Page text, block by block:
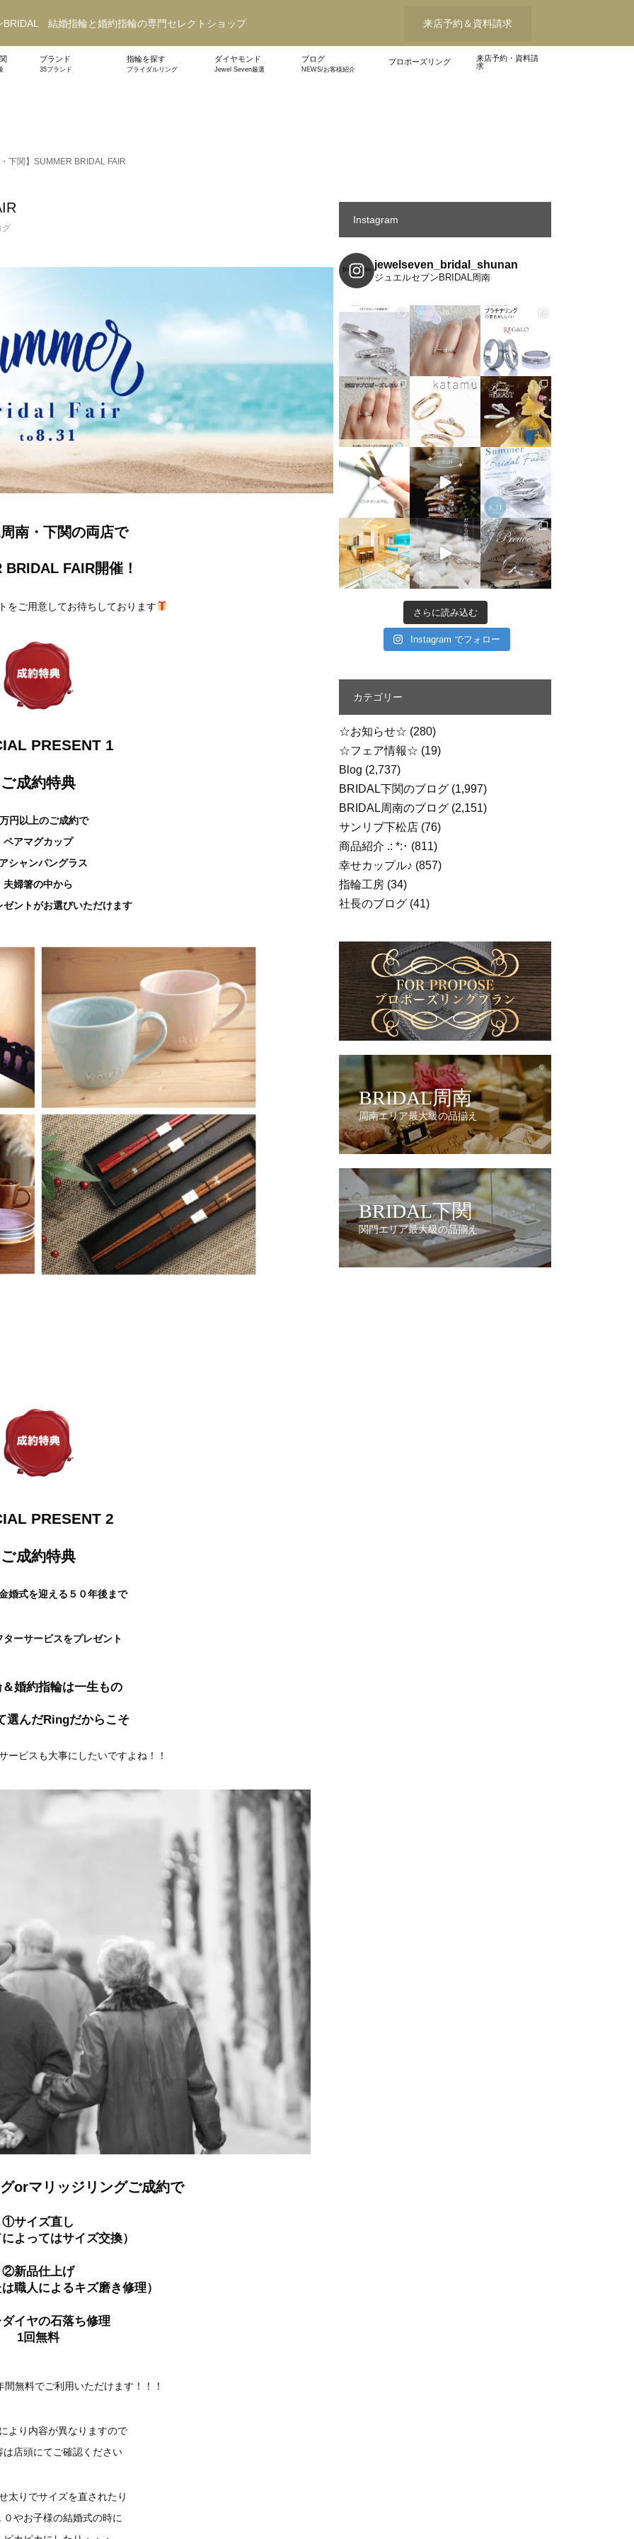
BRIDAL 結婚指輪と婚約指輪の専門セレクトショップ 来店予約＆資料請求
ブランド
35ブランド
指輪を探す
ブライダルリング
ダイヤモンド
Jewel Seven厳選
ブログ
NEWS/お客様紹介
プロポーズリング
来店予約・資料請
求
下関】SUMMER BRIDAL FAIR
グ
南・下関の両店で
BRIDAL FAIR開催！
をご用意してお待ちしております
PRESENT 1
ご成約特典
円以上のご成約で
ペアマグカップ
シャンパングラス
夫婦箸の中から
ゼントがお選びいただけます
PRESENT 2
ご成約特典
婚式を迎える ５０年後まで
ターサービスをプレゼント
婚約指輪は一生もの
選んだRingだからこそ
ービスも大事にしたいですよね！！
orマリッジリングご成約で
①サイズ直し
よってはサイズ交換）
②新品仕上げ
職人によるキズ磨き修理）
イヤの石落ち修理
1回無料
無料でご利用いただけます！！！
より内容が異なりますので
は店頭にてご確認ください
太りでサイズを直されたり
０やお子様の結婚式の時に
Instagram
jewelseven_bridal_shunan
ジュエルセブンBRIDAL周南
さらに読み込む
Instagram でフォロー
カテゴリー
☆お知らせ☆ (280)
☆フェア情報☆ (19)
Blog (2,737)
BRIDAL下関のブログ (1,997)
BRIDAL周南のブログ (2,151)
サンリブ下松店 (76)
商品紹介 .: *:･ (811)
幸せカップル♪ (857)
指輪工房 (34)
社長のブログ (41)
BRIDAL周南
周南エリア最大級の品揃え
BRIDAL下関
関門エリア最大級の品揃え